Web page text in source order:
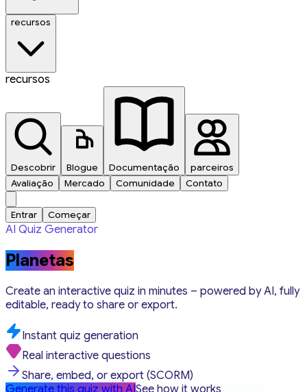
recursos
recursos
Descobrir Blogue Documentação
parceiros
Avaliação
Mercado Comunidade Contato
Entrar Começar
AI Quiz Generator
Planetas
Create an interactive quiz in minutes – powered by AI, fully
editable, ready to share or export.
Instant quiz generation
Real interactive questions
Share, embed, or export (SCORM)
Generate this quiz with AISee how it works